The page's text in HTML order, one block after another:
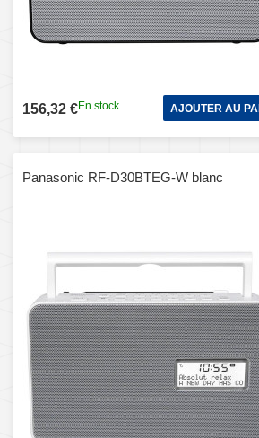
156,32 €En stock AJOUTER AU
Panasonic RF-D30BTEG-W blanc